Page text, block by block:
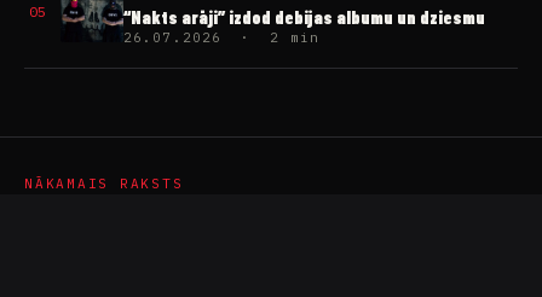
05 “Nakts arāji” izdod debijas albumu un dziesmu
26.07.2026 · 2 min
NĀKAMAIS RAKSTS